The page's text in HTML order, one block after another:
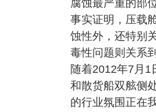
腐蚀最严重的部
事实证明，压载
蚀性外，还特别
毒性问题则关系
随着2012年7月1
和散货船双舷侧
的行业氛围正在